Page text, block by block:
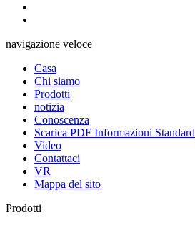
navigazione veloce
Casa
Chi siamo
Prodotti
notizia
Conoscenza
Scarica PDF Informazioni Standard
Video
Contattaci
VR
Mappa del sito
Prodotti